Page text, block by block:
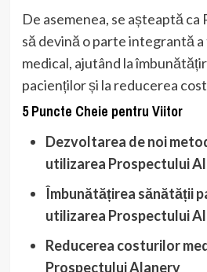
De asemenea, se așteaptă
să devină o parte integrantă
medical, ajutând la
pacienților și la reducerea
5 Puncte Cheie pentru Viitor
Dezvoltarea de noi
utilizarea Prospectului
Îmbunătățirea sănătății
utilizarea Prospectului
Reducerea costurilor
Prospectului Alanerv